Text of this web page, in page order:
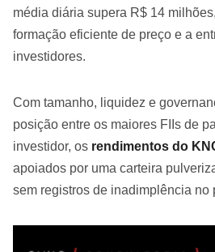
média diária supera R$ 14
formação eficiente de preço e a
investidores.
Com tamanho, liquidez e
posição entre os maiores FIIs de
investidor, os rendimentos do
apoiados por uma carteira
sem registros de inadimplência no